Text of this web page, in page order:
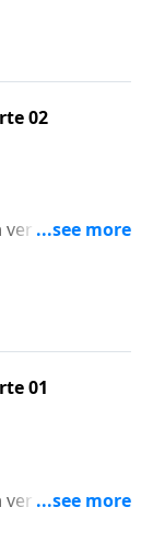
02
ver una
velo.
01
ver una
velo.